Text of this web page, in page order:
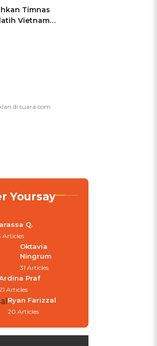
Timnas
Vietnam
Jimat di Pakansari
Yoursay
Q.
Articles
Oktavia
Ningrum
31 Articles
Praf
Articles
Ryan Farizzal
20 Articles